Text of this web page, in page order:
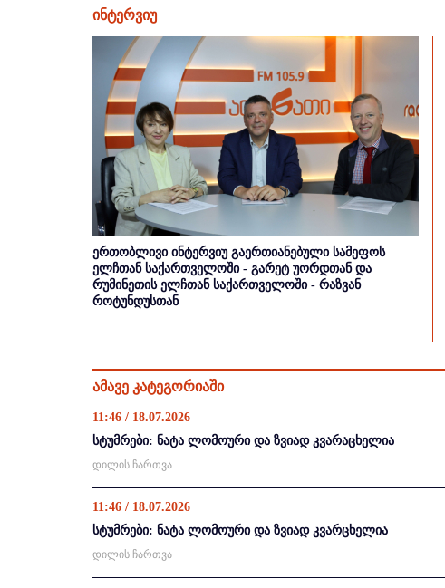
ინტერვიუ
ერთობლივი ინტერვიუ გაერთიანებული სამეფოს
ელჩთან საქართველოში - გარეტ უორდთან და
რუმინეთის ელჩთან საქართველოში - რაზვან
როტუნდუსთან
ამავე კატეგორიაში
11:46 / 18.07.2026
სტუმრები: ნატა ლომოური და ზვიად კვარაცხელია
დილის ჩართვა
11:46 / 18.07.2026
სტუმრები: ნატა ლომოური და ზვიად კვარცხელია
დილის ჩართვა